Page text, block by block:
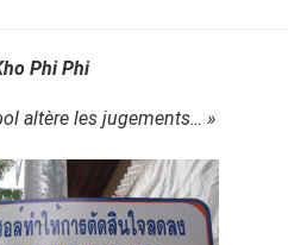
Phi Phi
altère les jugements… »